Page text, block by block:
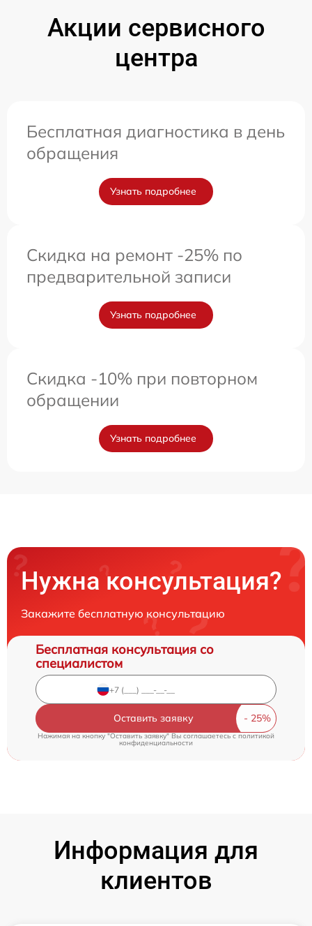
Акции сервисного
центра
Бесплатная диагностика в день
обращения
Узнать подробнее
Скидка на ремонт -25% по
предварительной записи
Узнать подробнее
Скидка -10% при повторном
обращении
Узнать подробнее
Нужна консультация?
Закажите бесплатную консультацию
Бесплатная консультация со
специалистом
Оставить заявку
Нажимая на кнопку "Оставить заявку" Вы соглашаетесь c политикой
конфиденциальности
Информация для
клиентов